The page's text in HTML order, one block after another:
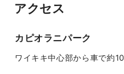
アクセス
カピオラニパーク
ワイキキ中心部から車で約